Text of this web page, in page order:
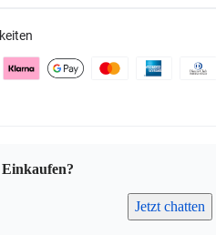
Jetzt chatten